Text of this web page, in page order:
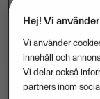
Hej! Vi
Vi använder
innehåll och
Vi delar också
partners inom